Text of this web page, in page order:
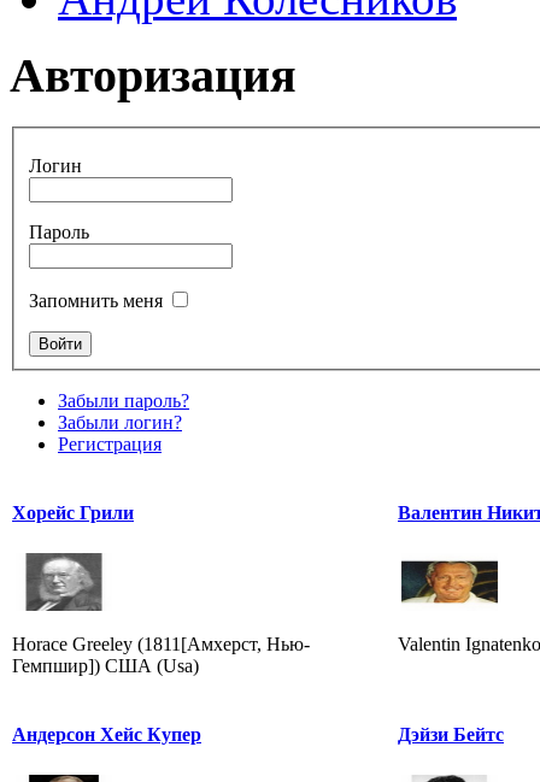
Авторизация
Логин
Пароль
Запомнить меня
Забыли пароль?
Забыли логин?
Регистрация
Хорейс Грили
Horace Greeley (1811[Амхерст, Нью-
Гемпшир]) США (Usa)
Валентин
Valentin Ignatenko
Андерсон Хейс Купер Дэйзи Бейтс